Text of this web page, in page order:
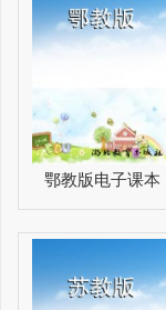
鄂教版电子课本